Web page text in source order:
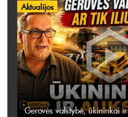
Aktualijos
Gerovės valstybė, ūkininkai